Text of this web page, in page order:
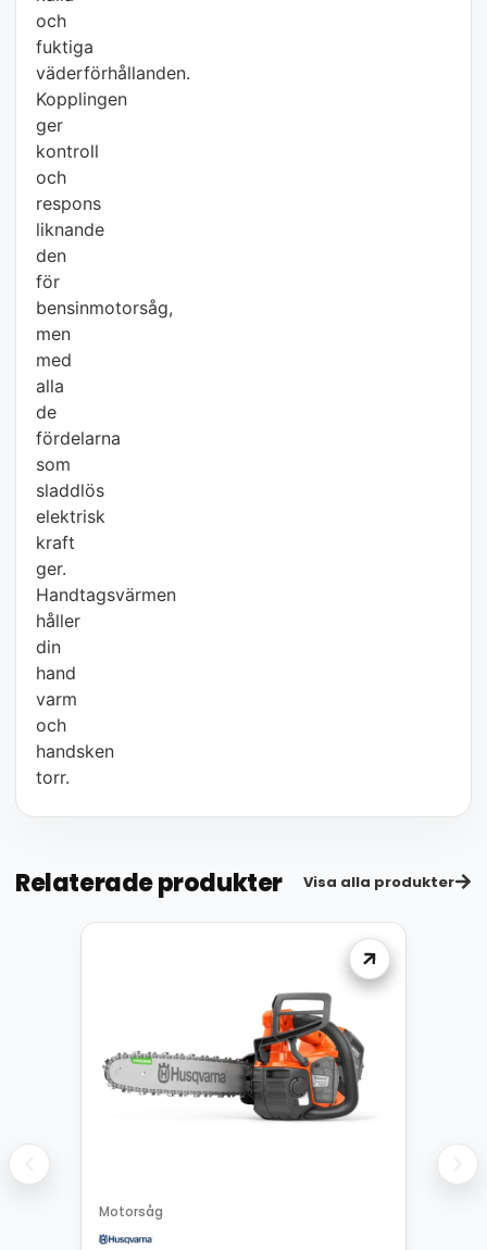
och
fuktiga
väderförhållanden.
Kopplingen
ger
kontroll
och
respons
liknande
den
för
bensinmotorsåg,
men
med
alla
de
fördelarna
som
sladdlös
elektrisk
kraft
ger.
Handtagsvärmen
håller
din
hand
varm
och
handsken
torr.
Relaterade produkter Visa alla produkter
Motorsåg